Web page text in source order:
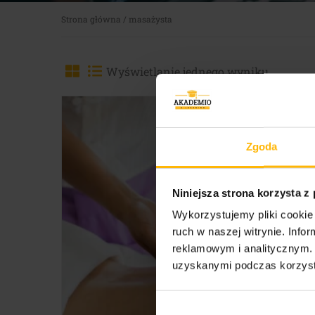
Zgoda
Niniejsza strona korzysta z
Wykorzystujemy pliki
ruch w naszej witrynie.
reklamowym i
uzyskanymi podczas
Strona główna / masażysta
Wyświetlanie jednego wyniku